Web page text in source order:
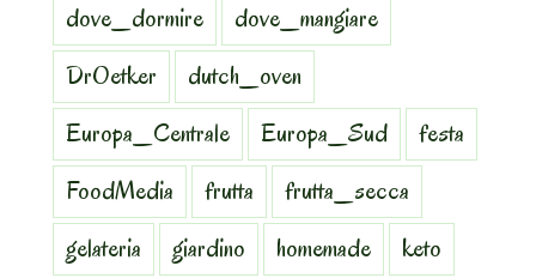
dove_dormire
dove_mangiare
DrOetker
dutch_oven
Europa_Centrale
Europa_Sud
festa
FoodMedia
frutta
frutta_secca
gelateria
giardino homemade
keto